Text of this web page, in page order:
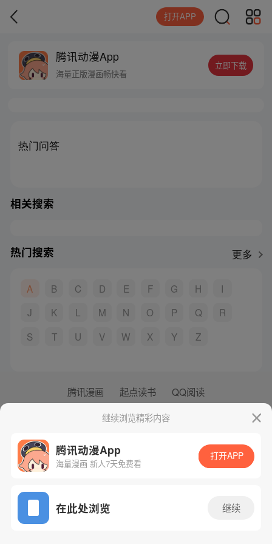
打开APP
腾讯动漫App
海量正版漫画畅快看
立即下载
热门问答
相关搜索
热门搜索 更多
A B C D E F G H
I
J
K L M N O P Q
R
S
T U V W X Y Z
继续浏览精彩内容
腾讯动漫App
海量漫画 新人7天免费看
打开APP
在此处浏览 继续
腾讯漫画 起点读书 QQ阅读
网站备案/许可证号：粤B2-20090059-5